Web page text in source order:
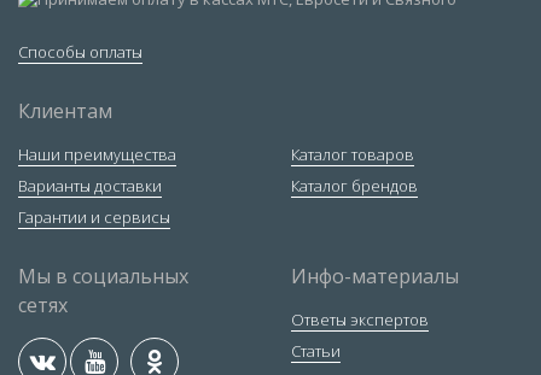
Способы оплаты
Клиентам
Наши преимущества
Варианты доставки
Гарантии и сервисы
Каталог товаров
Каталог брендов
Мы в социальных
сетях
Инфо-материалы
Ответы экспертов
Статьи